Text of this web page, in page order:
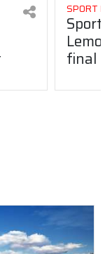
SPORT
Sport
final